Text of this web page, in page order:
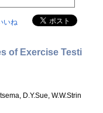
いね
of Exercise Testi
D.Y.Sue, W.W.Strin